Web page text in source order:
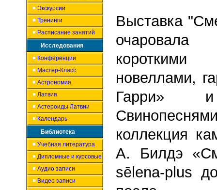
Экскурсии
Тренинги
Расписание занятий
Исследования
Конференции
Мастер-Класс
Астрономия
Латвия
Астероиды Латвии
Календарь
Библиотека
Учебная литература
Дипломные и курсовые
Аудио записи
Видео записи
Выставка
очаровала
новеллами,
Гарри»
коллекция
А. Билдэ
sēlena-plus